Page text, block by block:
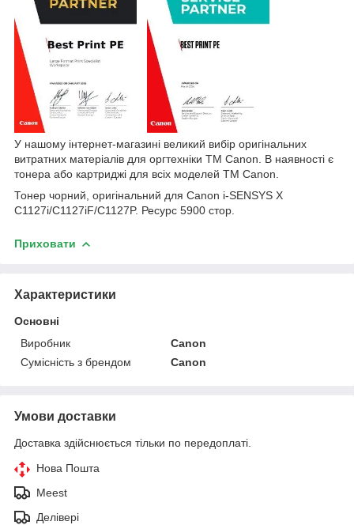
У нашому інтернет-магазині великий вибір оригінальних
витратних матеріалів для оргтехніки TM Canon . В наявності є
тонера або картриджі для всіх моделей TM Canon
Тонер чорний, оригінальний для Canon i-SENSYS X
C1127i/C1127iF/C1127P. Ресурс 5900 стор.
Приховати
Характеристики
Основні
Виробник
Canon
Сумісність з брендом
Canon
Умови доставки
Доставка здійснюється тільки по передоплаті.
Нова Пошта
Meest
Делівері